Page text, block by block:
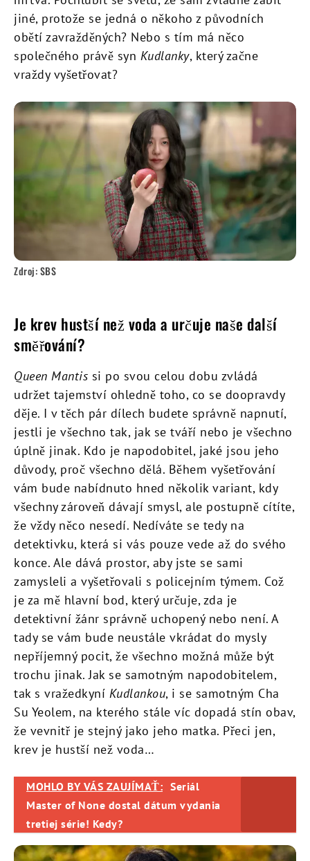
jiné, protože se jedná o někoho z původních
obětí zavražděných? Nebo s tím má něco
společného právě syn Kudlanky, který začne
vraždy vyšetřovat?
Zdroj: SBS
Je krev hustší než voda a určuje naše další
směřování?
Queen Mantis si po svou celou dobu zvládá
udržet tajemství ohledně toho, co se doopravdy
děje. I v těch pár dílech budete správně napnutí,
jestli je všechno tak, jak se tváří nebo je všechno
úplně jinak. Kdo je napodobitel, jaké jsou jeho
důvody, proč všechno dělá. Během vyšetřování
vám bude nabídnuto hned několik variant, kdy
všechny zároveň dávají smysl, ale postupně cítíte,
že vždy něco nesedí. Nedíváte se tedy na
detektivku, která si vás pouze vede až do svého
konce. Ale dává prostor, aby jste se sami
zamysleli a vyšetřovali s policejním týmem. Což
je za mě hlavní bod, který určuje, zda je
detektivní žánr správně uchopený nebo není. A
tady se vám bude neustále vkrádat do mysly
nepříjemný pocit, že všechno možná může být
trochu jinak. Jak se samotným napodobitelem,
tak s vražedkyní Kudlankou, i se samotným Cha
Su Yeolem, na kterého stále víc dopadá stín obav,
že vevnitř je stejný jako jeho matka. Přeci jen,
krev je hustší než voda…
MOHLO BY VÁS ZAUJÍMAŤ: Seriál
Master of None dostal dátum vydania
tretiej série! Kedy?